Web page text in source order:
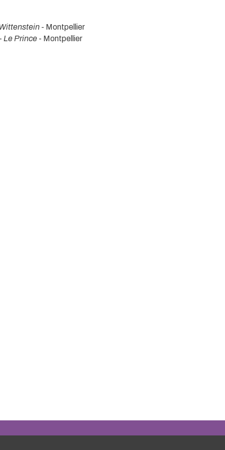
- Montpellier
Le Prince - Montpellier